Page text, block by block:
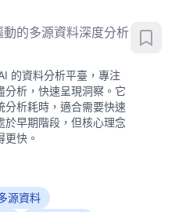
動的多源資料深度分析
的資料分析平臺，專注
分析，快速呈現洞察。它
分析耗時，適合需要快速
於早期階段，但核心理念
快。
源資料